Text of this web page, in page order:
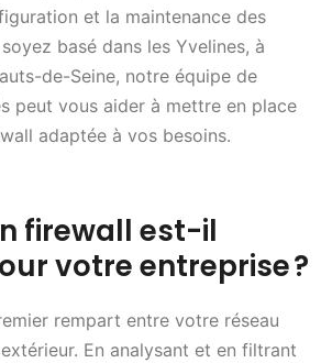
et la maintenance des
basé dans les Yvelines, à
de-Seine, notre équipe de
peut vous aider à mettre en place
adaptée à vos besoins.
firewall est-il
votre entreprise?
rempart entre votre réseau
En analysant et en filtrant